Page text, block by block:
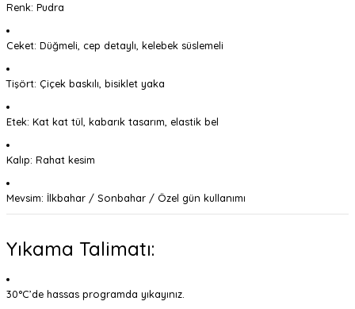
Renk: Pudra
Ceket: Düğmeli, cep detaylı, kelebek süslemeli
Tişört: Çiçek baskılı, bisiklet yaka
Etek: Kat kat tül, kabarık tasarım, elastik bel
Kalıp: Rahat kesim
Mevsim: İlkbahar / Sonbahar / Özel gün kullanımı
Yıkama Talimatı:
30°C’de hassas programda yıkayınız.